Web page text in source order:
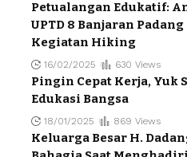
Petualangan Edukatif:
UPTD 8 Banjaran
Kegiatan Hiking
16/02/2025 630 Views
Pingin Cepat Kerja, Yuk
Edukasi Bangsa
18/01/2025 869 Views
Keluarga Besar H.